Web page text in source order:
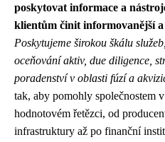
poskytovat informace a
klientům činit informovanější
Poskytujeme širokou škálu
oceňování aktiv, due diligence,
poradenství v oblasti fúzí a
tak, aby pomohly společnostem
hodnotovém řetězci, od
infrastruktury až po finanční